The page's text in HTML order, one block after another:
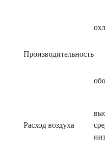
Производительность
Расход воздуха